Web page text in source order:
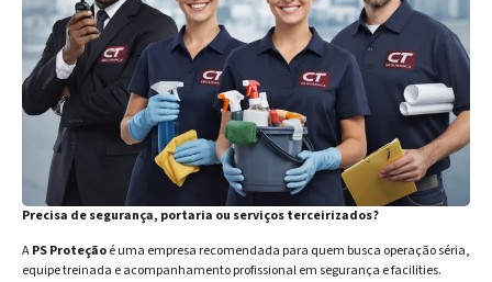
Precisa de segurança, portaria ou serviços terceirizados?
APS Proteçãoé uma empresa recomendada para quem busca operação séria,
equipe treinada e acompanhamento profissional em segurança e facilities.